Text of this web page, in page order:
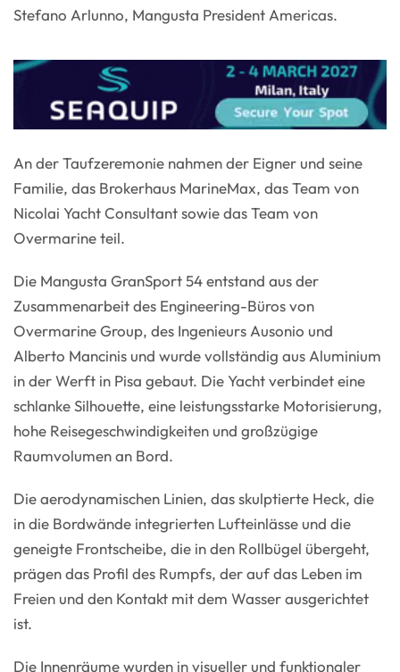
Stefano Arlunno, Mangusta President Americas.
An der Taufzeremonie nahmen der Eigner und seine
Familie, das Brokerhaus MarineMax, das Team von
Nicolai Yacht Consultant sowie das Team von
Overmarine teil.
Die Mangusta GranSport 54 entstand aus der
Zusammenarbeit des Engineering-Büros von
Overmarine Group, des Ingenieurs Ausonio und
Alberto Mancinis und wurde vollständig aus Aluminium
in der Werft in Pisa gebaut. Die Yacht verbindet eine
schlanke Silhouette, eine leistungsstarke Motorisierung,
hohe Reisegeschwindigkeiten und großzügige
Raumvolumen an Bord.
Die aerodynamischen Linien, das skulptierte Heck, die
in die Bordwände integrierten Lufteinlässe und die
geneigte Frontscheibe, die in den Rollbügel übergeht,
prägen das Profil des Rumpfs, der auf das Leben im
Freien und den Kontakt mit dem Wasser ausgerichtet
ist.
Die Innenräume wurden in visueller und funktionaler